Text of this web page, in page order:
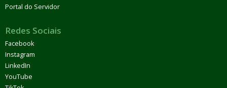
Portal do Servidor
Redes Sociais
Facebook
Instagram
LinkedIn
YouTube